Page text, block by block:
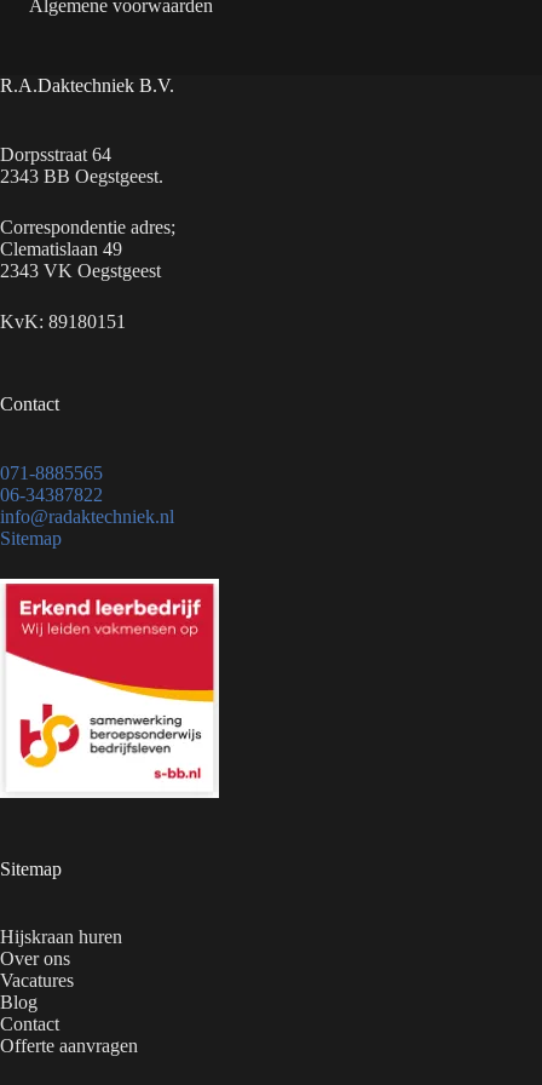
Algemene voorwaarden
R.A.Daktechniek B.V.
Dorpsstraat 64
2343 BB Oegstgeest.
Correspondentie adres;
Clematislaan 49
2343 VK Oegstgeest
KvK: 89180151
Contact
071-8885565
06-34387822
info@radaktechniek.nl
Sitemap
Sitemap
Hijskraan huren
Over ons
Vacatures
Blog
Contact
Offerte aanvragen